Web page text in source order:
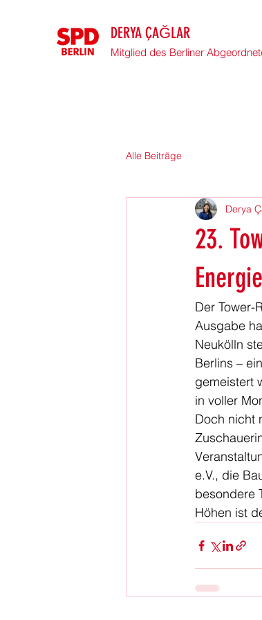
DERYA ÇAĞLAR
Mitglied des Berliner
Alle Beiträge
23.
Energie
Derya
Der
Ausgabe
Neukölln
Berlins –
gemeistert
in voller
Doch nicht
e.V., die
besondere
Höhen ist